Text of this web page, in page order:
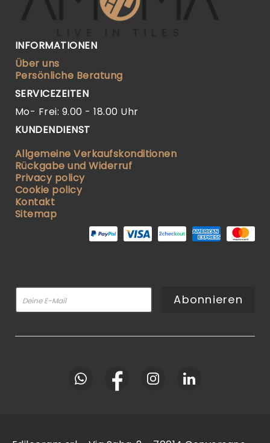
INFORMATIONEN
Über uns
Persönliche Beratung
SERVICEZEITEN
Mo- Frei: 9.00 - 18.00 Uhr
KUNDENDIENST
Allgemeine Verkaufskonditionen
Rückgabe und Widerruf
Privacy policy
Cookie policy
Kontakt
Sitemap
Abonnieren